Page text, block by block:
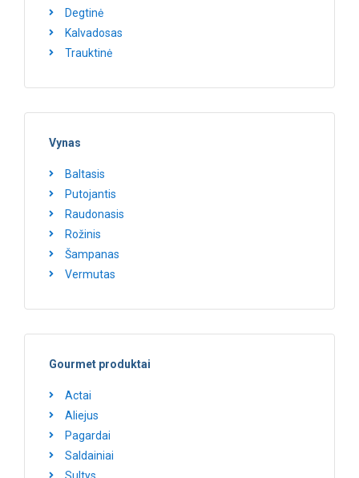
Degtinė
Kalvadosas
Trauktinė
Vynas
Baltasis
Putojantis
Raudonasis
Rožinis
Šampanas
Vermutas
Gourmet produktai
Actai
Aliejus
Pagardai
Saldainiai